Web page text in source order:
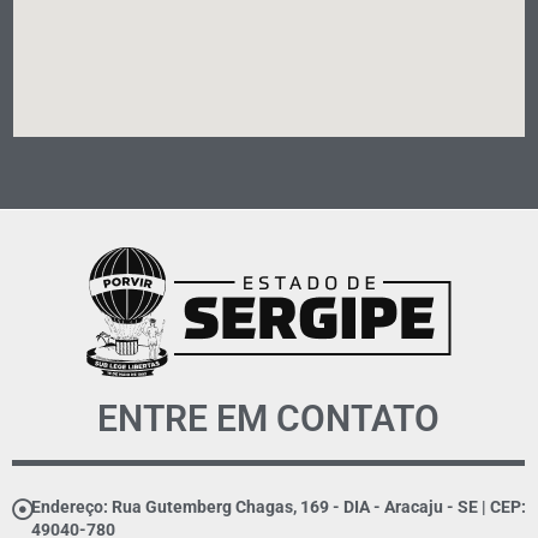
ENTRE EM CONTATO
Endereço: Rua Gutemberg Chagas, 169 - DIA - Aracaju - SE | CEP:
49040-780